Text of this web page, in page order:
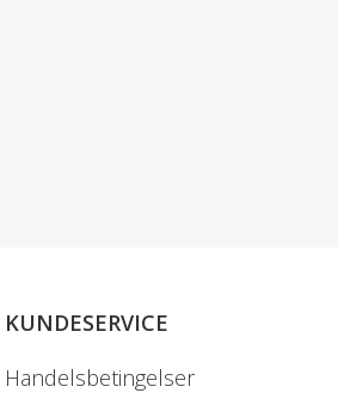
KUNDESERVICE
Handelsbetingelser